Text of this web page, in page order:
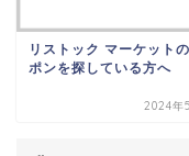
リストック マーケット
ポンを探している方へ
2024年